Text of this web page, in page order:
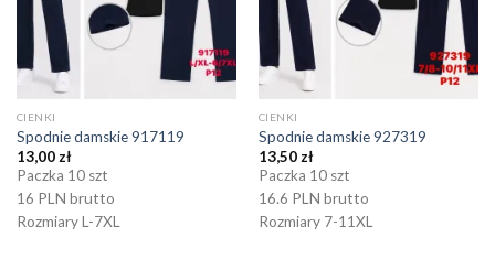
CIENKI
Spodnie damskie 917119
13,00 zł
Paczka 10 szt
16 PLN brutto
Rozmiary L-7XL
CIENKI
Spodnie damskie 927319
13,50 zł
Paczka 10 szt
16.6 PLN brutto
Rozmiary 7-11XL